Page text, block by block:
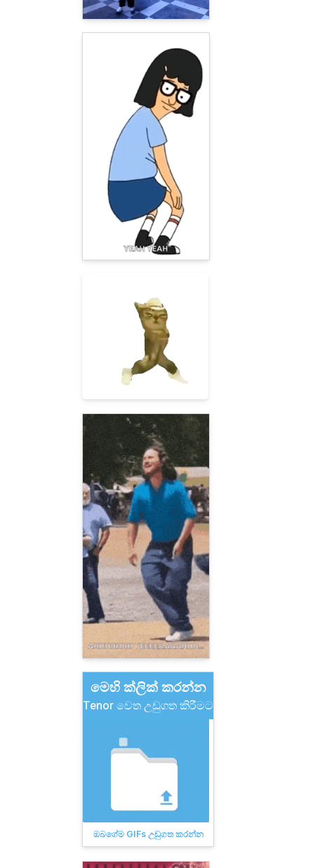
මෙහි ක්ලික් කරන්න
Tenor වෙත උඩුගත කිරීමට
ඔබගේම GIFs උඩුගත කරන්න